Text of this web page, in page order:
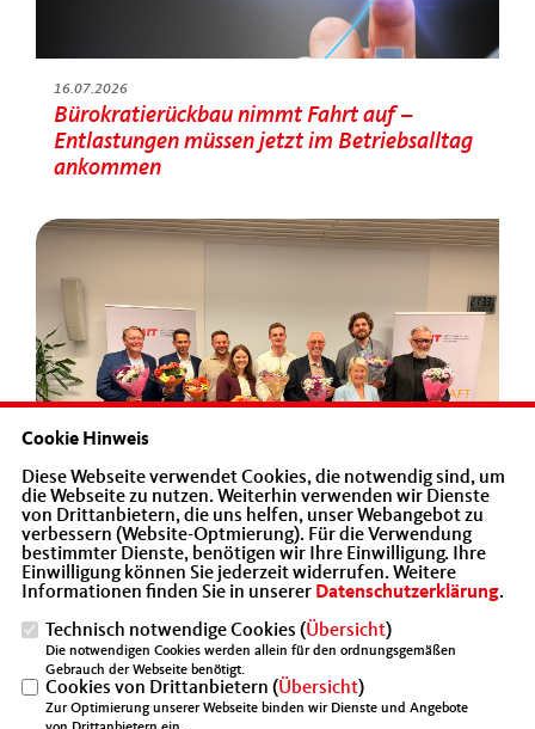
16.07.2026
Bürokratierückbau nimmt Fahrt auf –
Entlastungen müssen jetzt im Betriebsalltag
ankommen
10.06.2026
MIT Heilbronn diskutiert Zukunft der
Innenstadt
Cookie Hinweis
Diese Webseite verwendet Cookies, die notwendig sind, um
die Webseite zu nutzen. Weiterhin verwenden wir Dienste
von Drittanbietern, die uns helfen, unser Webangebot zu
verbessern (Website-Optmierung). Für die Verwendung
bestimmter Dienste, benötigen wir Ihre Einwilligung. Ihre
Einwilligung können Sie jederzeit widerrufen. Weitere
Informationen finden Sie in unserer Datenschutzerklärung.
Technisch notwendige Cookies (Übersicht)
Die notwendigen Cookies werden allein für den ordnungsgemäßen
Gebrauch der Webseite benötigt.
Cookies von Drittanbietern (Übersicht)
Zur Optimierung unserer Webseite binden wir Dienste und Angebote